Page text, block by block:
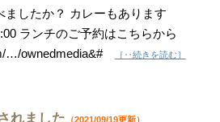
したか？ カレーもあります
ランチのご予約はこちらから
…/ownedmedia&#
［‥続きを読む］
れました （2021/09/19更新）